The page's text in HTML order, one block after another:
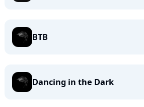
BTB
Dancing in the Dark